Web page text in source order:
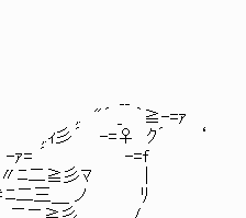
!､....／!
，:;,。;:,;:‘
:;;’ ;:,.”:;,;:,:,.，
，;,;:,:,.；
ﾏ | ＼!#／ `
≠ﾆ二三＿ ノ ﾘ / # `